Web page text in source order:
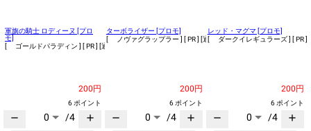
軍旗の騎士 ロディーヌ [プロ
モ]
[ ゴールドパラディン ] [ PR ] [通常]
200円
6 ポイント
remove 0 /4 add
ターボライザー [プロモ]
[ ノヴァグラップラー ] [ PR ] [通常]
200円
6 ポイント
remove 0 /4 add
レッド・マグマ [プロモ]
[ ダークイレギュラーズ ] [ PR ]
200円
6 ポイント
remove 0 /4 add